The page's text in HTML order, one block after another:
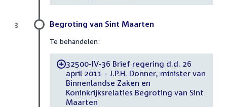
Begroting van Sint Maarten
Te behandelen:
-32500-IV-36 Brief regering d.d. 26
april 2011 - J.P.H. Donner, minister van
Binnenlandse Zaken en
Koninkrijksrelaties Begroting van Sint
Maarten
3